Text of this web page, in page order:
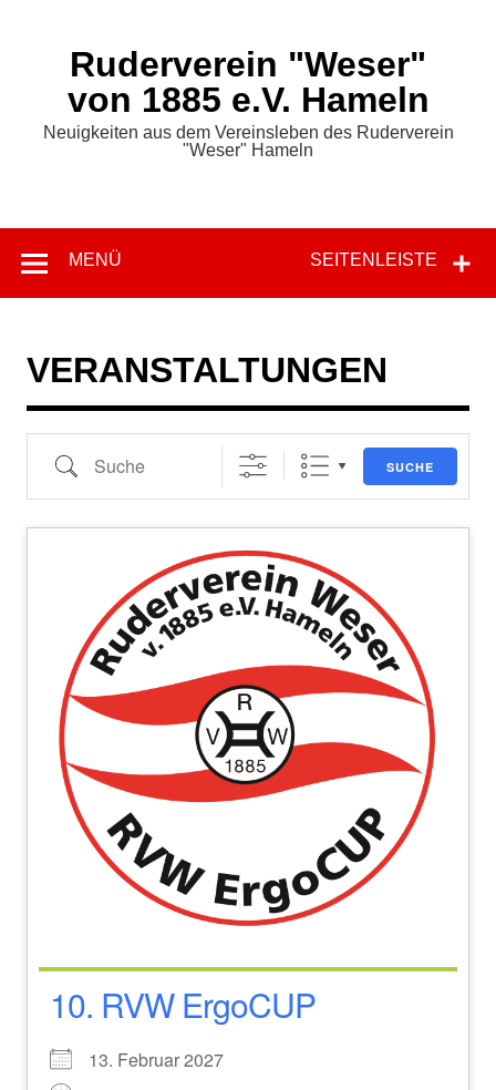
Ruderverein "Weser"
von 1885 e.V. Hameln
Neuigkeiten aus dem Vereinsleben des Ruderverein
"Weser" Hameln
SEITENLEISTE
MENÜ
VERANSTALTUNGEN
Suche SUCHE
10. RVW ErgoCUP
13. Februar 2027